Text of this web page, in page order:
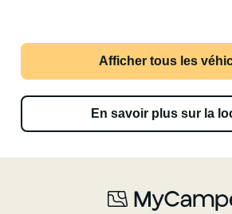
Afficher tous les
En savoir plus sur la